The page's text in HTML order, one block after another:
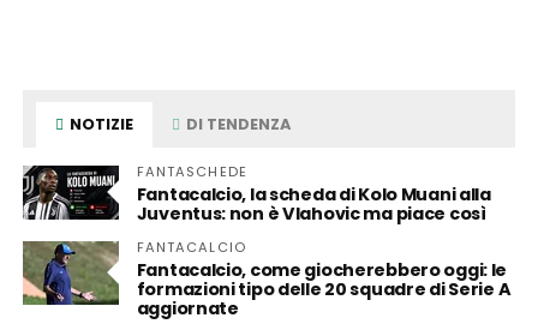
NOTIZIE DI TENDENZA
FANTASCHEDE
Fantacalcio, la scheda di Kolo Muani alla
Juventus: non è Vlahovic ma piace così
FANTACALCIO
Fantacalcio, come giocherebbero oggi: le
formazioni tipo delle 20 squadre di Serie A
aggiornate